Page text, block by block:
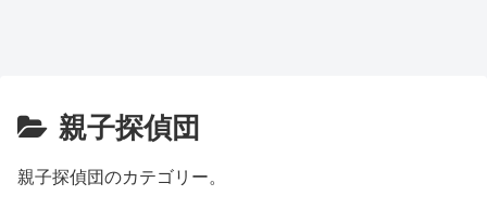
親子探偵団
親子探偵団のカテゴリー。